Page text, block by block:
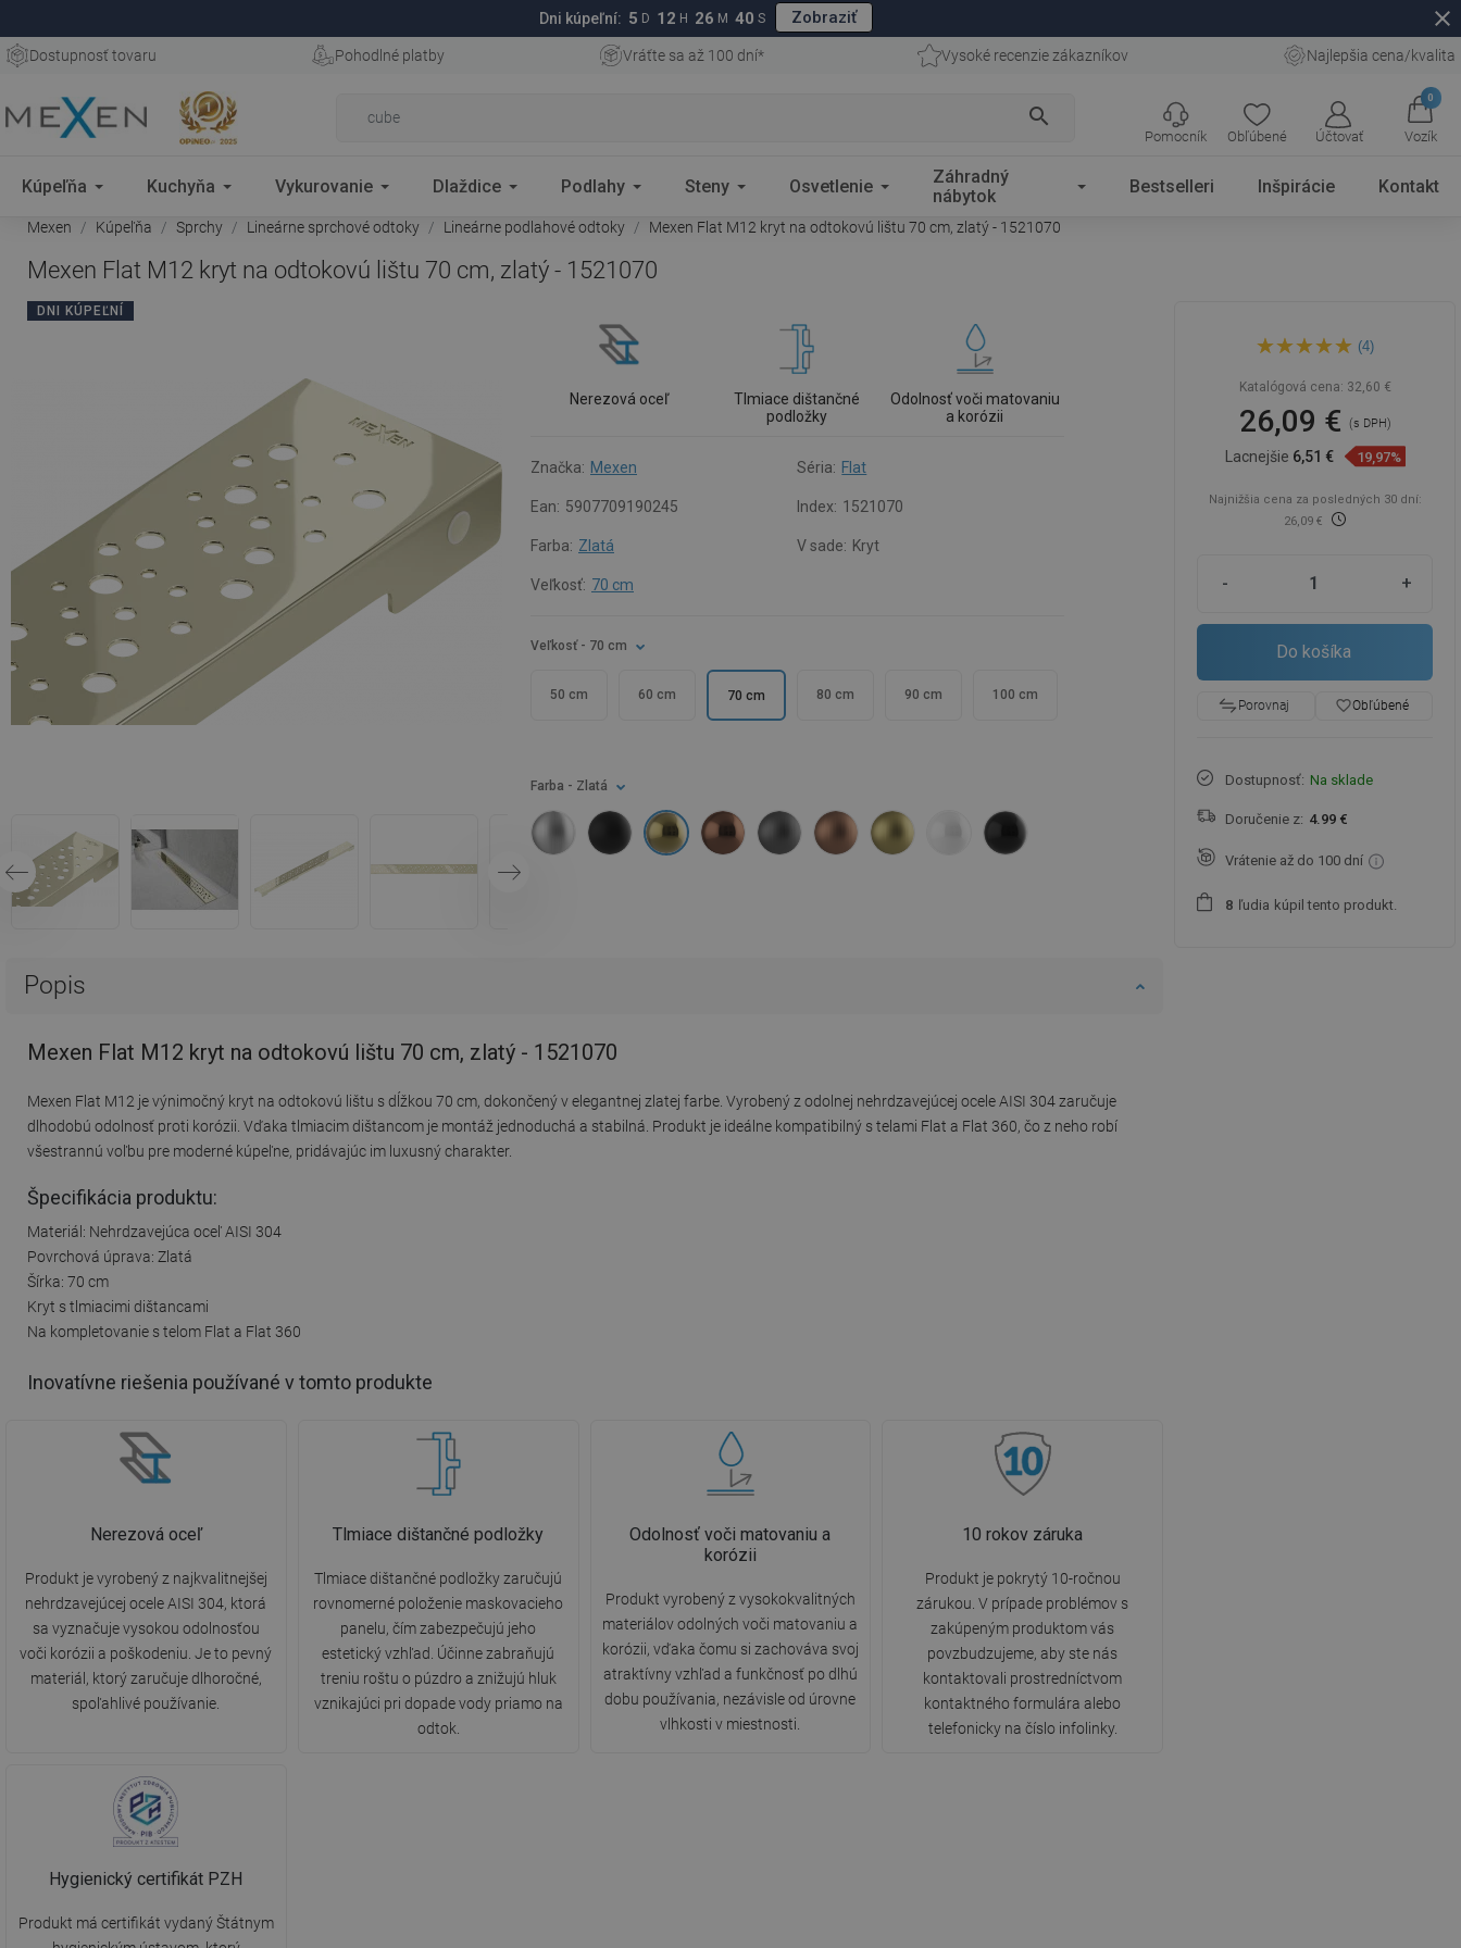
Dni kúpeľní: 5 D 12 H 26 M 39 S Zobraziť close
Dostupnosť tovaru Pohodlné platby Vráťte sa až 100 dní* Vysoké recenzie zákazníkov Najlepšia cena/kvalita
search
Obľúbené Účtovať
0
Vozík
Pomocník
Kúpeľňa Kuchyňa Vykurovanie Dlaždice Podlahy Steny Osvetlenie
Záhradný
nábytok
Bestselleri Inšpirácie Kontakt
Mexen Kúpeľňa Sprchy Lineárne sprchové odtoky Lineárne podlahové odtoky Mexen Flat M12 kryt na odtokovú lištu 70 cm, zlatý - 1521070
Mexen Flat M12 kryt na odtokovú lištu 70 cm, zlatý - 1521070
DNI KÚPEĽNÍ
Nerezová oceľ
Tlmiace dištančné
podložky
Odolnosť voči matovaniu
a korózii
Značka: Mexen Séria: Flat
Ean: 5907709190245 Index: 1521070
Farba: Zlatá V sade: Kryt
Veľkosť: 70 cm
Veľkosť- 70 cm
50 cm 60 cm 70 cm 80 cm 90 cm 100 cm
Farba - Zlatá
Popis
Mexen Flat M12 kryt na odtokovú lištu 70 cm, zlatý - 1521070
Mexen Flat M12 je výnimočný kryt na odtokovú lištu s dĺžkou 70 cm, dokončený v elegantnej zlatej farbe. Vyrobený z odolnej nehrdzavejúcej ocele AISI 304 zaručuje
dlhodobú odolnosť proti korózii. Vďaka tlmiacim dištancom je montáž jednoduchá a stabilná. Produkt je ideálne kompatibilný s telami Flat a Flat 360, čo z neho robí
všestrannú voľbu pre moderné kúpeľne, pridávajúc im luxusný charakter.
Špecifikácia produktu:
Materiál: Nehrdzavejúca oceľ AISI 304
Povrchová úprava: Zlatá
Šírka: 70 cm
Kryt s tlmiacimi dištancami
Na kompletovanie s telom Flat a Flat 360
Inovatívne riešenia používané v tomto produkte
Nerezová oceľ
Produkt je vyrobený z najkvalitnejšej
nehrdzavejúcej ocele AISI 304, ktorá
sa vyznačuje vysokou odolnosťou
voči korózii a poškodeniu. Je to pevný
materiál, ktorý zaručuje dlhoročné,
spoľahlivé používanie.
Tlmiace dištančné podložky
Tlmiace dištančné podložky zaručujú
rovnomerné položenie maskovacieho
panelu, čím zabezpečujú jeho
estetický vzhľad. Účinne zabraňujú
treniu roštu o púzdro a znižujú hluk
vznikajúci pri dopade vody priamo na
odtok.
Odolnosť voči matovaniu a
korózii
Produkt vyrobený z vysokokvalitných
materiálov odolných voči matovaniu a
korózii, vďaka čomu si zachováva svoj
atraktívny vzhľad a funkčnosť po dlhú
dobu používania, nezávisle od úrovne
vlhkosti v miestnosti.
10 rokov záruka
Produkt je pokrytý 10-ročnou
zárukou. V prípade problémov s
zakúpeným produktom vás
povzbudzujeme, aby ste nás
kontaktovali prostredníctvom
kontaktného formulára alebo
telefonicky na číslo infolinky.
Hygienický certifikát PZH
Produkt má certifikát vydaný Štátnym
odtokovú lištu 70 cm, zlatý -
(4)
Katalógová cena: 32,60 €
26,09 € (s DPH)
Lacnejšie 6,51 € 19,97%
Najnižšia cena za posledných 30 dní:
26,09 €
- +
Do košíka
Porovnaj favorite_borderObľúbené
Dostupnosť: Na sklade
Doručenie z: 4.99 €
Vrátenie až do 100 dní
8 ľudia kúpil tento produkt.